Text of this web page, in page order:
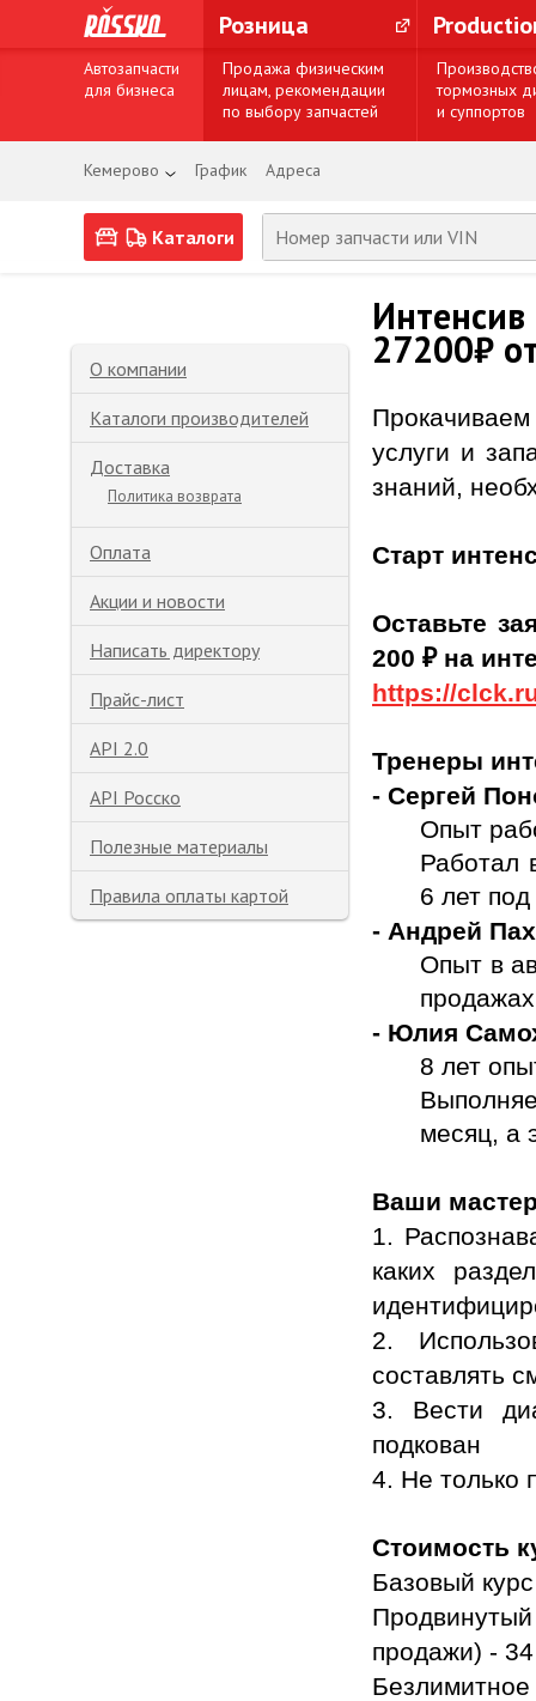
Розница
Автозапчасти
для бизнеса
Продажа физическим
лицам, рекомендации
по выбору запчастей
тормозных
и суппортов
Кемерово График Адреса
Каталоги
О компании
Каталоги производителей
Доставка
Политика возврата
Оплата
Акции и новости
Написать директору
Прайс-лист
API 2.0
API Росско
Полезные материалы
Правила оплаты картой
27200₽
услуги и
знаний,
Старт
Оставьте
200 ₽ на
https://
Тренеры
- Сергей
Опыт
Работал
6 лет
- Андрей
Опыт в
- Юлия
8 лет
месяц, а
Ваши
1.
каких
2.
составлять
3. Вести
подкован
4. Не только
Стоимость
Базовый
продажи) -
Безлимитное